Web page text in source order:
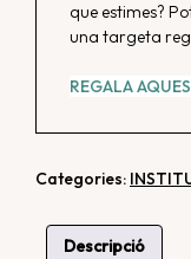
Moderatque estimes?
una targeta
REGALA
Categories:
Descripció